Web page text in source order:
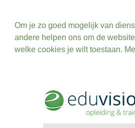
Om je zo goed mogelijk van
andere helpen ons om de
welke cookies je wilt toestaan.